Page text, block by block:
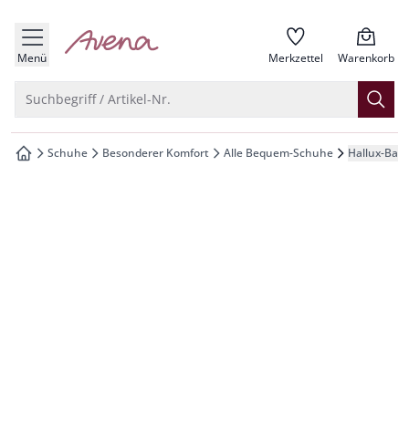
springen
springen
springen
springen
Menü zur Startseite Merkzettel Warenkorb
Suchbegriff / Artikel-Nr.
zur Startseite
Schuhe Besonderer Komfort Alle Bequem-Schuhe Hallux-